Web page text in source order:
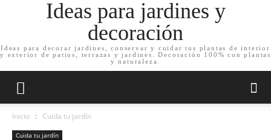
Ideas para jardines y
decoración
Ideas para decorar jardines, conservar y cuidar tus plantas de interior
y exterior de patios, terrazas y jardines. Decoración 100% con plantas
y naturaleza.
Inicio Cuida tu jardín
Cuida tu jardín